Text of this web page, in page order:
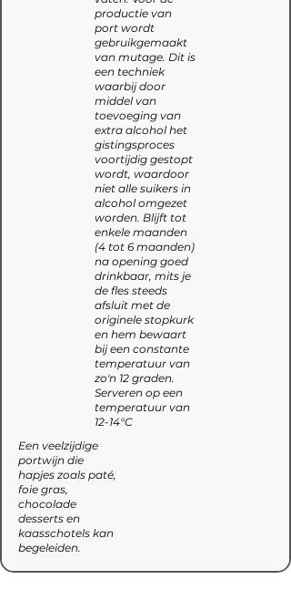
productie van
port wordt
gebruikgemaakt
van mutage. Dit is
een techniek
waarbij door
middel van
toevoeging van
extra alcohol het
gistingsproces
voortijdig gestopt
wordt, waardoor
niet alle suikers in
alcohol omgezet
worden. Blijft tot
enkele maanden
(4 tot 6 maanden)
na opening goed
drinkbaar, mits je
de fles steeds
afsluit met de
originele stopkurk
en hem bewaart
bij een constante
temperatuur van
zo'n 12 graden.
Serveren op een
temperatuur van
12-14°C
Een veelzijdige
portwijn die
hapjes zoals paté,
foie gras,
chocolade
desserts en
kaasschotels kan
begeleiden.